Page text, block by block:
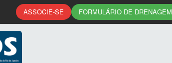
ASSOCIE-SE FORMULÁRIO DE DRENAGEM